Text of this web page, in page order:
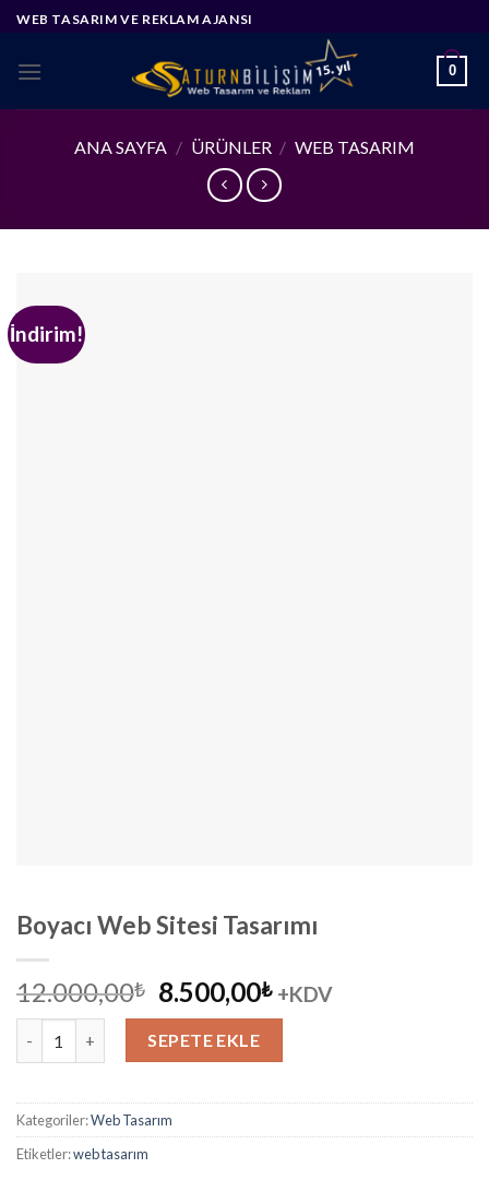
Skip
content
WEB TASARIM VE REKLAM AJANSI
0
ANA SAYFA / ÜRÜNLER / WEB TASARIM
İndirim!
Boyacı Web Sitesi Tasarımı
12.000,00₺ Orijinal
fiyat:
12.000,00₺.
8.500,00₺Şu
andaki
8.500,00₺.
+KDV
Boyacı Web Sitesi Tasarımı adet
SEPETE EKLE
Kategoriler:Web Tasarım
Etiketler:web tasarım